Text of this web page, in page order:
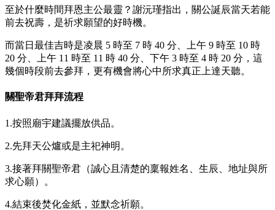
至於什麼時間拜恩主公最靈？謝沅瑾指出，關公誕辰當天若能
前去祝壽，是祈求願望的好時機。
而當日最佳吉時是凌晨 5 時至 7 時 40 分、上午 9 時至 10 時
20 分、上午 11 時至 11 時 40 分、下午 3 時至 4 時 20 分，這
幾個時段前去參拜，更有機會將心中所求真正上達天聽。
關聖帝君拜拜流程
1.按照廟宇建議擺放供品。
2.先拜天公爐或是主祀神明。
3.接著拜關聖帝君（誠心且清楚的稟報姓名、生辰、地址與所
求心願）。
4.結束後焚化金紙，並默念祈願。